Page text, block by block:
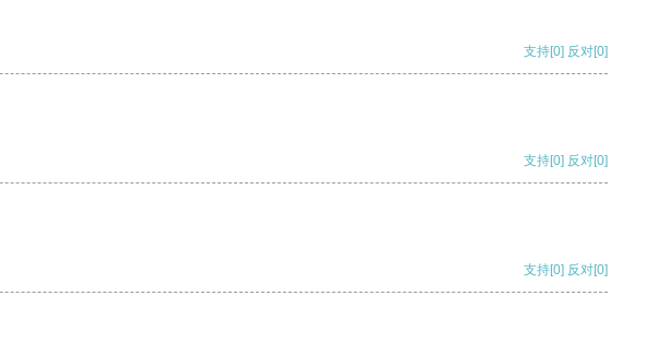
支持[0] 反对[0]
支持[0] 反对[0]
支持[0] 反对[0]